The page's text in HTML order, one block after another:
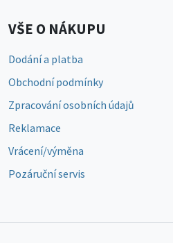
VŠE O NÁKUPU
Dodání a platba
Obchodní podmínky
Zpracování osobních údajů
Reklamace
Vrácení/výměna
Pozáruční servis